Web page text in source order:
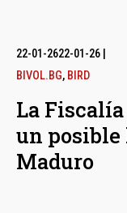
22-01-2622-01-26
BIVOL.BG, BIRD
La
un posible
Maduro